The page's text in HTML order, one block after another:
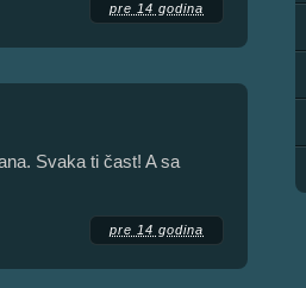
pre 14 godina
Svaka ti čast! A sa
pre 14 godina